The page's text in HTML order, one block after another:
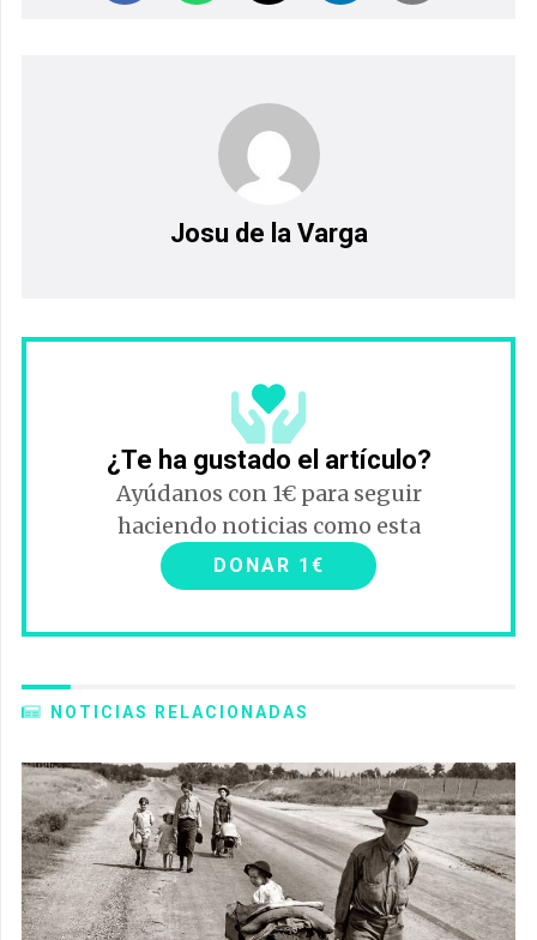
Josu de la Varga
¿Te ha gustado el artículo?
Ayúdanos con 1€ para seguir
haciendo noticias como esta
DONAR 1€
NOTICIAS RELACIONADAS